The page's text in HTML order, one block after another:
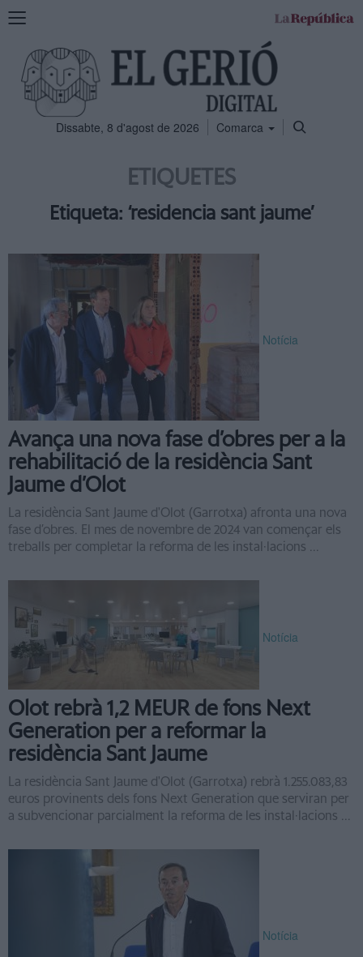
Mostra
navegació
Dissabte, 8 d'agost de 2026 Comarca
ETIQUETES
Etiqueta: ‘residencia sant jaume’
Notícia
Avança una nova fase d’obres per a la
rehabilitació de la residència Sant
Jaume d’Olot
La residència Sant Jaume d'Olot (Garrotxa) afronta una nova
fase d’obres. El mes de novembre de 2024 van començar els
treballs per completar la reforma de les instal·lacions ...
Notícia
Olot rebrà 1,2 MEUR de fons Next
Generation per a reformar la
residència Sant Jaume
La residència Sant Jaume d'Olot (Garrotxa) rebrà 1.255.083,83
euros provinents dels fons Next Generation que serviran per
a subvencionar parcialment la reforma de les instal·lacions ...
Notícia